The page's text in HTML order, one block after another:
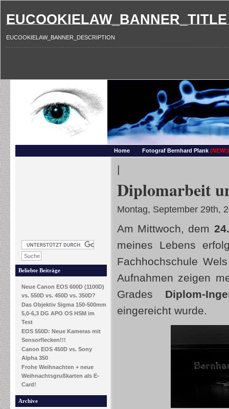
EUCOOKIELAW_BANNER_TITLE
EUCOOKIELAW_BANNER_DESCRIPTION
Home Fotograf Bernhard Plank (NEW!)
Beliebte Beiträge
Neue Canon EOS 600D (1100D)
vs. 550D vs. 450D vs. 350D?
Das Objektiv Sigma 150-500mm
5,0-6,3 DG APO OS HSM im
Test
EOS 550D: Neue Kameras mit
Sensorflecken!!!
Canon EOS 450D vs. Sony
Alpha 350
Frohe Weihnachten + neue
Weihnachtsgrußkarten als E-
Card!
Archive
|
Diplomarbeit
Montag, September 29th,
Am Mittwoch, dem
meines Lebens
Fachhochschule
Aufnahmen zeigen
Grades Diplom-
eingereicht wurde.